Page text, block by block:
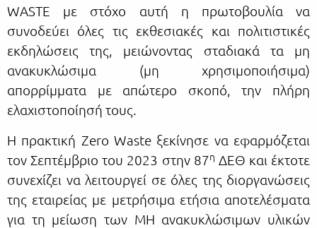
WASTE με στόχο αυτή η πρωτοβουλία να
συνοδεύει όλες τις εκθεσιακές και πολιτιστικές
εκδηλώσεις της, μειώνοντας σταδιακά τα μη
ανακυκλώσιμα (μη χρησιμοποιήσιμα)
απορρίμματα με απώτερο σκοπό, την πλήρη
ελαχιστοποίησή τους.
Η πρακτική Zero Waste ξεκίνησε να εφαρμόζεται
τον Σεπτέμβριο του 2023 στην 87η ΔΕΘ και έκτοτε
συνεχίζει να λειτουργεί σε όλες της διοργανώσεις
της εταιρείας με μετρήσιμα ετήσια αποτελέσματα
για τη μείωση των ΜΗ ανακυκλώσιμων υλικών